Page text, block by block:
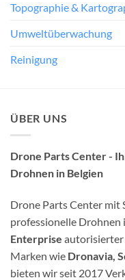
Topographie &
Umweltüberwachung
Reinigung
ÜBER UNS
Drone Parts Center -
Drohnen in Belgien
Drone Parts Center mit
professionelle Drohnen
Enterprise
Marken wie Dronavia,
bieten wir seit 2017